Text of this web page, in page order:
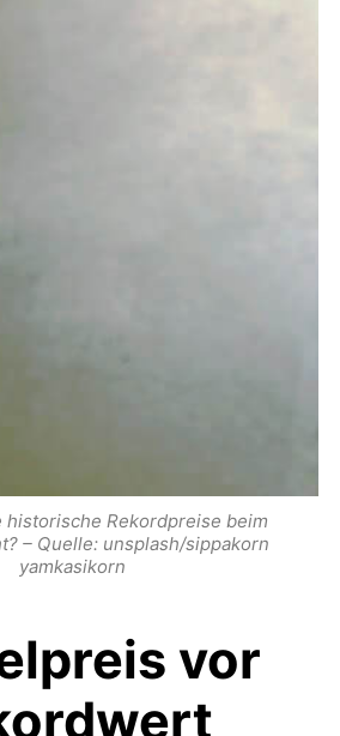
historische Rekordpreise beim
– Quelle: unsplash/sippakorn
yamkasikorn
vor